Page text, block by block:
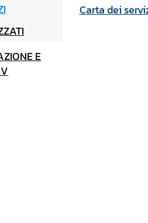
E
Carta dei